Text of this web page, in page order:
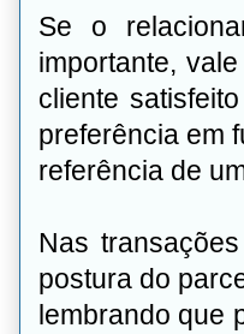
Se o
importante,
cliente
preferência em
referência de
Nas
postura do
lembrando que